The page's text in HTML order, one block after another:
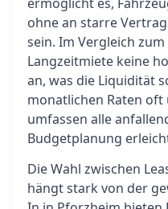
ohne an starre
sein. Im Vergleich
Langzeitmiete keine
an, was die Liquidität
monatlichen Raten
umfassen alle
Budgetplanung
Die Wahl zwischen
hängt stark von der